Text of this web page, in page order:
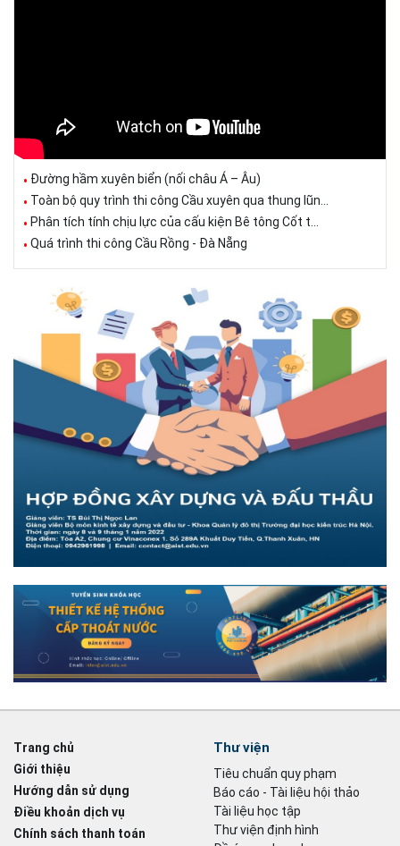
Đường hầm xuyên biển (nối châu Á – Âu)
Toàn bộ quy trình thi công Cầu xuyên qua thung lũn...
Phân tích tính chịu lực của cấu kiện Bê tông Cốt t...
Quá trình thi công Cầu Rồng - Đà Nẵng
Trang chủ
Giới thiệu
Hướng dẫn sử dụng
Điều khoản dịch vụ
Chính sách thanh toán
Thư viện
Tiêu chuẩn quy phạm
Báo cáo - Tài liệu hội thảo
Tài liệu học tập
Thư viện định hình